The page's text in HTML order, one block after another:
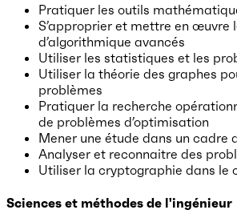
Pratiquer les outils
S’approprier et mettre en œuvre
d’algorithmique avancés
Utiliser les statistiques et les
Utiliser la théorie des graphes
problèmes
Pratiquer la recherche
de problèmes d’optimisation
Mener une étude dans un cadre
Analyser et reconnaitre des
Utiliser la cryptographie dans le
Sciences et méthodes de l'ingénieur